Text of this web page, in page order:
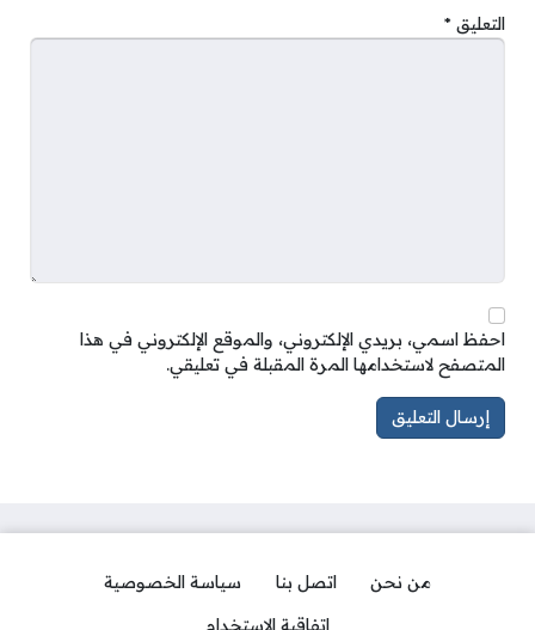
التعليق *
احفظ اسمي، بريدي الإلكتروني، والموقع الإلكتروني في هذا
المتصفح لاستخدامها المرة المقبلة في تعليقي.
من نحن اتصل بنا
سياسة الخصوصية
اتفاقية الاستخدام